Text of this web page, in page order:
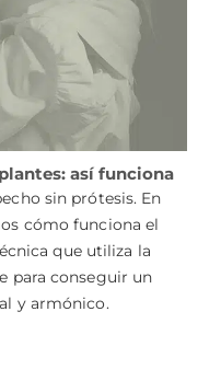
así funciona
sin prótesis. En
cómo funciona el
que utiliza la
para conseguir un
y armónico.